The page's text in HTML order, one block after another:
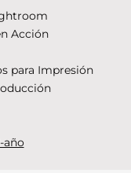
Acción
para Impresión
año